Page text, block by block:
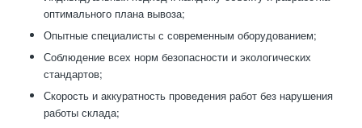
оптимального плана вывоза;
Опытные специалисты с современным оборудованием;
Соблюдение всех норм безопасности и экологических
стандартов;
Скорость и аккуратность проведения работ без нарушения
работы склада;